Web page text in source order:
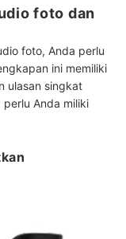
foto dan
foto, Anda perlu
ini memiliki
ulasan singkat
Anda miliki